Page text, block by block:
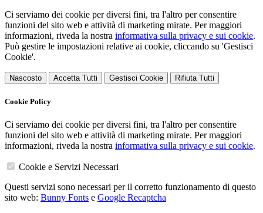
Ci serviamo dei cookie per diversi fini, tra l'altro per consentire
funzioni del sito web e attività di marketing mirate. Per maggiori
informazioni, riveda la nostra informativa sulla privacy e sui cookie.
Può gestire le impostazioni relative ai cookie, cliccando su 'Gestisci
Cookie'.
Nascosto Accetta Tutti Gestisci Cookie Rifiuta Tutti
Cookie Policy
Ci serviamo dei cookie per diversi fini, tra l'altro per consentire
funzioni del sito web e attività di marketing mirate. Per maggiori
informazioni, riveda la nostra informativa sulla privacy e sui cookie.
Cookie e Servizi Necessari
Questi servizi sono necessari per il corretto funzionamento di questo
sito web: Bunny Fonts e Google Recaptcha